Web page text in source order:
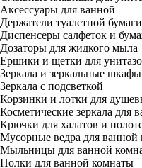
Аксессуары для ванной
Держатели туалетной бумаги
Диспенсеры салфеток и
Дозаторы для жидкого мыла
Ершики и щетки для
Зеркала и зеркальные
Зеркала с подсветкой
Корзинки и лотки для
Косметические зеркала для
Крючки для халатов и
Мусорные ведра для ванной
Мыльницы для ванной
Полки для ванной комнаты